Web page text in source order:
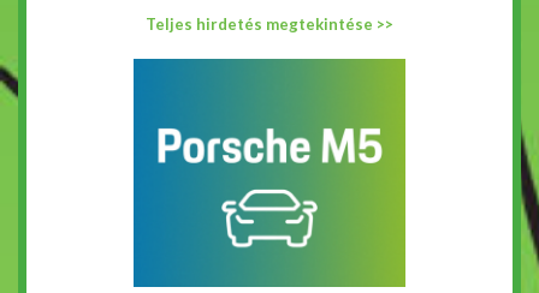
Teljes hirdetés megtekintése >>